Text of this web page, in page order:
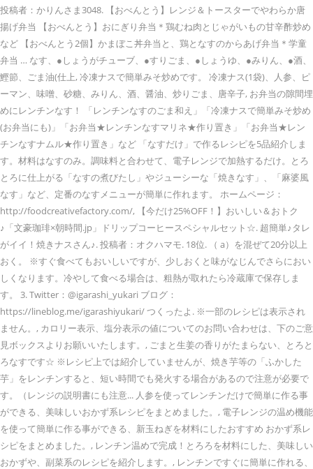
投稿者：かりんさま3048. 【おべんとう】レンジ＆トースターでやわらか唐
揚げ弁当 【おべんとう】おにぎり弁当＊鶏むね肉とじゃがいもの甘辛酢炒め
など 【おべんとう2個】かまぼこ丼弁当と、鶏となすのからあげ弁当＊学童
弁当 … なす、●しょうがチューブ、●すりごま、●しょうゆ、●みりん、●酒、
鰹節、ごま油(仕上, 冷凍ナスで簡単みそ炒めです。 冷凍ナス(1袋)、人参、ピ
ーマン、味噌、砂糖、みりん、酒、醤油、炒りごま、唐辛子, お弁当の隙間埋
めにレンチンなす！ 「レンチンなすのごま和え」「冷凍ナスで簡単みそ炒め
(お弁当にも)」「お弁当★レンチンなすマリネ★作り置き」「お弁当★レン
チンなすナムル★作り置き」など 「なすだけ」で作るレシピを5品紹介しま
す。材料はなすのみ。調味料と合わせて、電子レンジで加熱するだけ。とろ
とろに仕上がる「なすの煮びたし」やジューシーな「焼きなす」、「麻婆風
なす」など、定番のなすメニューが簡単に作れます。 ホームページ：
http://foodcreativefactory.com/, 【今だけ25%OFF！】おいしい＆おトク
♪「文豪珈琲×朝時間.jp」ドリップコーヒースペシャルセット☆. 超簡単♪タレ
がイイ！焼きナスさん♪. 投稿者：オクハマモ. 18位. （ a）を混ぜて20分以上
おく。 ※すぐ食べてもおいしいですが、少しおくと味がなじんでさらにおい
しくなります。冷やして食べる場合は、粗熱が取れたら冷蔵庫で保存しま
す。 3. Twitter：@igarashi_yukari ブログ：
https://lineblog.me/igarashiyukari/ つくったよ. ※一部のレシピは表示され
ません。, カロリー表示、塩分表示の値についてのお問い合わせは、下のご意
見ボックスよりお願いいたします。, ごまと生姜の香りがたまらない、とろと
ろなすです☆ ※レシピ上では紹介していませんが、焼き芋等の「ふかした
芋」をレンチンすると、短い時間でも発火する場合があるので注意が必要で
す。（レンジの説明書にも注意... 人参を使ってレンチンだけで簡単に作る事
ができる、美味しいおかず系レシピをまとめました。, 電子レンジの温め機能
を使って簡単に作る事ができる、新玉ねぎを材料にしたおすすめ おかず系レ
シピをまとめました。, レンチン温めで完成！とろろを材料にした、美味しい
おかずや、副菜系のレシピを紹介します。, レンチンですぐに簡単に作れる、